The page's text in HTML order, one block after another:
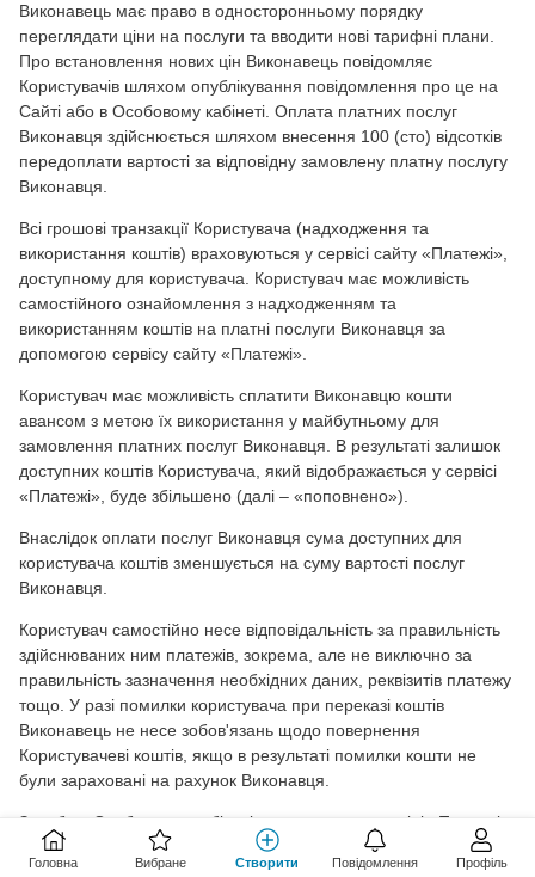
Виконавець має право в односторонньому порядку
переглядати ціни на послуги та вводити нові тарифні плани.
Про встановлення нових цін Виконавець повідомляє
Користувачів шляхом опублікування повідомлення про це на
Сайті або в Особовому кабінеті. Оплата платних послуг
Виконавця здійснюється шляхом внесення 100 (сто) відсотків
передоплати вартості за відповідну замовлену платну послугу
Виконавця.
Всі грошові транзакції Користувача (надходження та
використання коштів) враховуються у сервісі сайту «Платежі»,
доступному для користувача. Користувач має можливість
самостійного ознайомлення з надходженням та
використанням коштів на платні послуги Виконавця за
допомогою сервісу сайту «Платежі».
Користувач має можливість сплатити Виконавцю кошти
авансом з метою їх використання у майбутньому для
замовлення платних послуг Виконавця. В результаті залишок
доступних коштів Користувача, який відображається у сервісі
«Платежі», буде збільшено (далі – «поповнено»).
Внаслідок оплати послуг Виконавця сума доступних для
користувача коштів зменшується на суму вартості послуг
Виконавця.
Користувач самостійно несе відповідальність за правильність
здійснюваних ним платежів, зокрема, але не виключно за
правильність зазначення необхідних даних, реквізитів платежу
тощо. У разі помилки користувача при переказі коштів
Виконавець не несе зобов'язань щодо повернення
Користувачеві коштів, якщо в результаті помилки кошти не
були зараховані на рахунок Виконавця.
Засоби в Особистому кабінеті користувача в розділі «Платежі»
не підлягають поверненню Користувачеві і можуть бути
використані для оплати платних послуг Виконавця.
Головна Вибране Створити Повідомлення Профіль